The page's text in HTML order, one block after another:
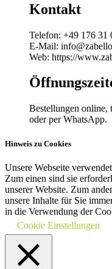
Kontakt
Telefon: +49 176 31
E-Mail:
Web: https://
Bestellungen online,
oder per WhatsApp.
Hinweis zu Cookies
Unsere Webseite
Zum einen sind sie
unserer Website. Zum
unsere Inhalte für Sie
in die Verwendung der
Cookie Einstellungen